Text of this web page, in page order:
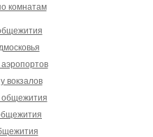
комнатам
вокзалов
общежития